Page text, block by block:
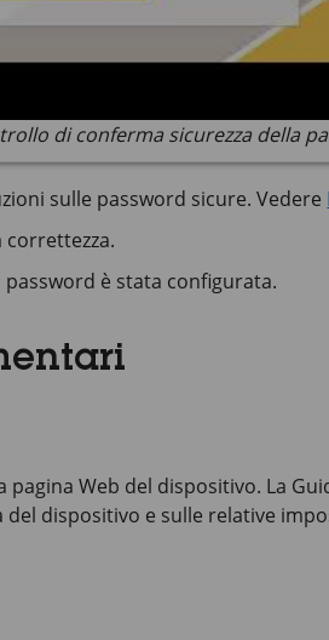
di conferma sicurezza della
sulle password sicure. Vedere
password è stata configurata.
Web del dispositivo. La
dispositivo e sulle relative